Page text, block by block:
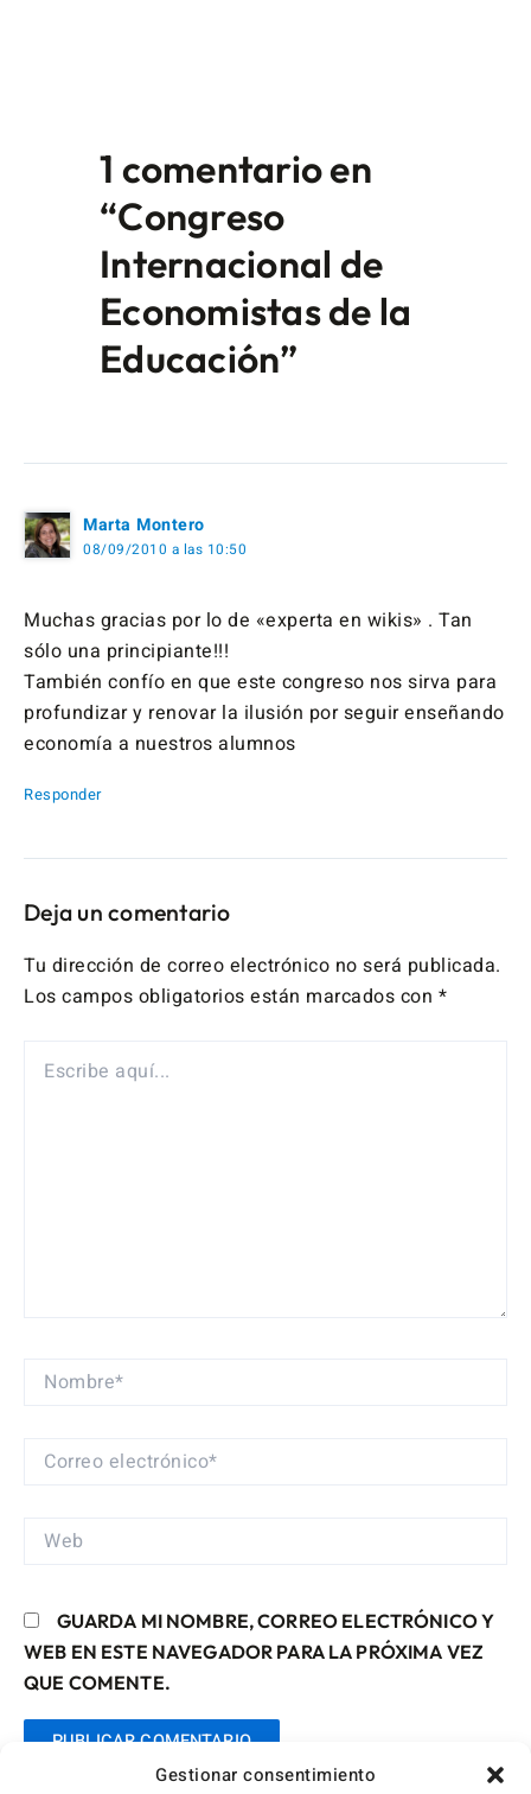
Gestionar consentimiento
1 comentario en
“Congreso
Internacional de
Economistas de la
Educación”
Marta Montero
08/09/2010 a las 10:50
Muchas gracias por lo de «experta en wikis» . Tan
sólo una principiante!!!
También confío en que este congreso nos sirva para
profundizar y renovar la ilusión por seguir enseñando
economía a nuestros alumnos
Responder
Deja un comentario
Tu dirección de correo electrónico no será publicada.
Los campos obligatorios están marcados con *
AQUÍ...
NOMBRE*
CORREO
WEB
GUARDA MI NOMBRE, CORREO ELECTRÓNICO Y
WEB EN ESTE NAVEGADOR PARA LA PRÓXIMA VEZ
QUE COMENTE.